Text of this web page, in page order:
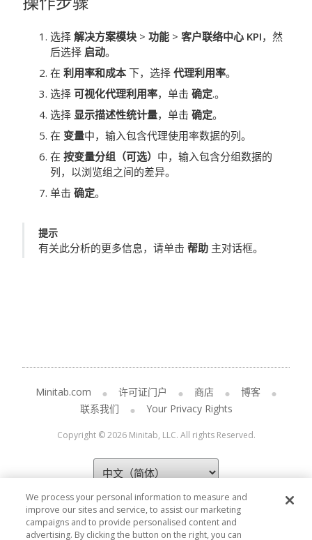
选择 解决方案模块 > 功能 > 客户联络中心 KPI，然
后选择 启动。
在 利用率和成本 下，选择 代理利用率。
选择 可视化代理利用率，单击 确定.。
选择 显示描述性统计量，单击 确定。
在 变量中，输入包含代理使用率数据的列。
在 按变量分组（可选） 中，输入包含分组数据的
列，以浏览组之间的差异。
单击 确定。
提示
有关此分析的更多信息，请单击 帮助 主对话框。
Minitab.com 许可证门户 商店
博客
联系我们
Your Privacy Rights
Copyright © 2026 Minitab, LLC. All rights Reserved.
We process your personal information to measure and
improve our sites and service, to assist our marketing
campaigns and to provide personalised content and
advertising. By clicking the button on the right, you can